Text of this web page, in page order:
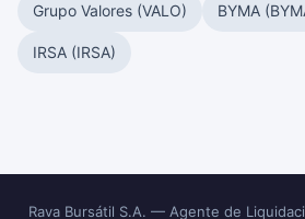
Grupo Valores (VALO) BYMA
IRSA (IRSA)
Rava Bursátil S.A. — Agente de